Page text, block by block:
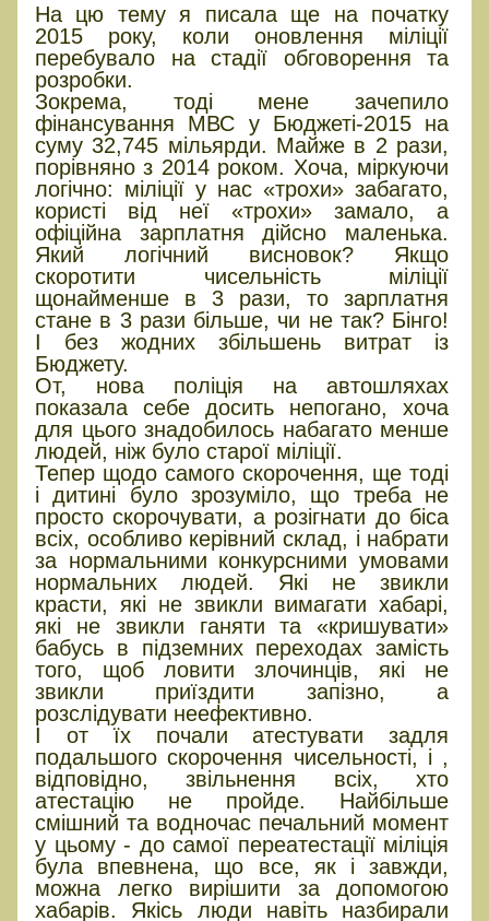
На цю тему я писала ще на початку
2015 року, коли оновлення міліції
перебувало на стадії обговорення та
розробки.
Зокрема, тоді мене зачепило
фінансування МВС у Бюджеті-2015 на
суму 32,745 мільярди. Майже в 2 рази,
порівняно з 2014 роком. Хоча, міркуючи
логічно: міліції у нас «трохи» забагато,
користі від неї «трохи» замало, а
офіційна зарплатня дійсно маленька.
Який логічний висновок? Якщо
скоротити чисельність міліції
щонайменше в 3 рази, то зарплатня
стане в 3 рази більше, чи не так? Бінго!
І без жодних збільшень витрат із
Бюджету.
От, нова поліція на автошляхах
показала себе досить непогано, хоча
для цього знадобилось набагато менше
людей, ніж було старої міліції.
Тепер щодо самого скорочення, ще тоді
і дитині було зрозуміло, що треба не
просто скорочувати, а розігнати до біса
всіх, особливо керівний склад, і набрати
за нормальними конкурсними умовами
нормальних людей. Які не звикли
красти, які не звикли вимагати хабарі,
які не звикли ганяти та «кришувати»
бабусь в підземних переходах замість
того, щоб ловити злочинців, які не
звикли приїздити запізно, а
розслідувати неефективно.
І от їх почали атестувати задля
подальшого скорочення чисельності, і ,
відповідно, звільнення всіх, хто
атестацію не пройде. Найбільше
смішний та водночас печальний момент
у цьому - до самої переатестації міліція
була впевнена, що все, як і завжди,
можна легко вирішити за допомогою
хабарів. Якісь люди навіть назбирали